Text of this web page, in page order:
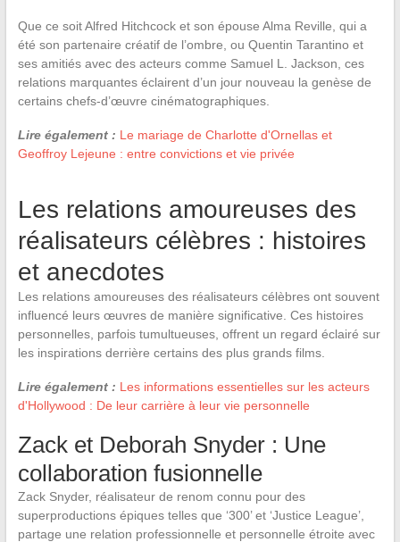
Que ce soit Alfred Hitchcock et son épouse Alma Reville, qui a
été son partenaire créatif de l’ombre, ou Quentin Tarantino et
ses amitiés avec des acteurs comme Samuel L. Jackson, ces
relations marquantes éclairent d’un jour nouveau la genèse de
certains chefs-d’œuvre cinématographiques.
Lire également : Le mariage de Charlotte d'Ornellas et
Geoffroy Lejeune : entre convictions et vie privée
Les relations amoureuses des
réalisateurs célèbres : histoires
et anecdotes
Les relations amoureuses des réalisateurs célèbres ont souvent
influencé leurs œuvres de manière significative. Ces histoires
personnelles, parfois tumultueuses, offrent un regard éclairé sur
les inspirations derrière certains des plus grands films.
Lire également : Les informations essentielles sur les acteurs
d'Hollywood : De leur carrière à leur vie personnelle
Zack et Deborah Snyder : Une
collaboration fusionnelle
Zack Snyder, réalisateur de renom connu pour des
superproductions épiques telles que ‘300’ et ‘Justice League’,
partage une relation professionnelle et personnelle étroite avec